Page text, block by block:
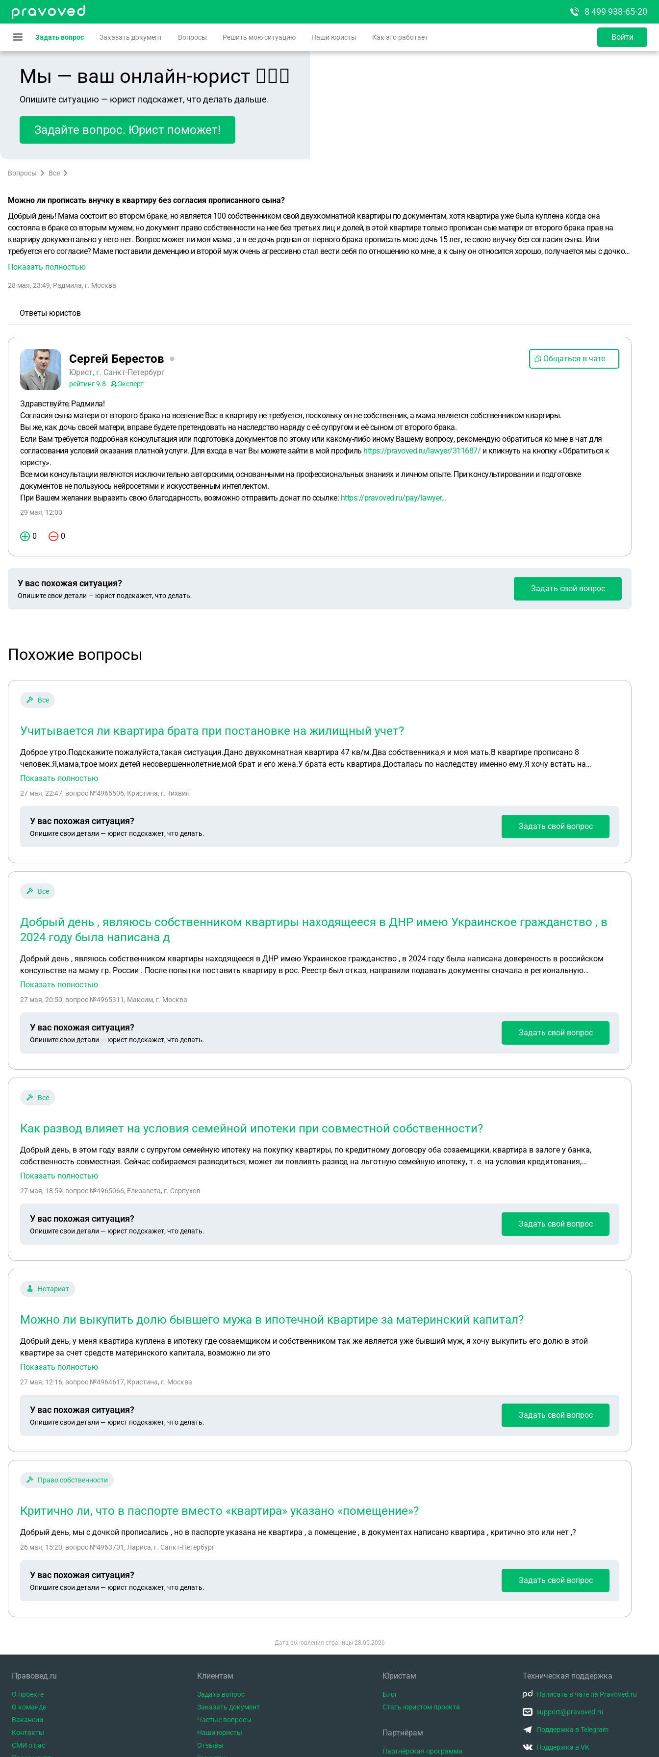
8 499 938-65-20
Задать вопрос Заказать документ Вопросы Решить мою ситуацию Наши юристы Как это работает Войти
Мы — ваш онлайн-юрист 👨🏻‍⚖️
Опишите ситуацию — юрист подскажет, что делать дальше.
Задайте вопрос. Юрист поможет!
Вопросы Все
Можно ли прописать внучку в квартиру без согласия прописанного сына?
Добрый день! Мама состоит во втором браке, но является 100 собственником свой двухкомнатной квартиры по документам, хотя квартира уже была куплена когда она
состояла в браке со вторым мужем, но документ право собственности на нее без третьих лиц и долей, в этой квартире только прописан сые матери от второго брака прав на
квартиру документально у него нет. Вопрос может ли моя мама , а я ее дочь родная от первого брака прописать мою дочь 15 лет, те свою внучку без согласия сына. Или
требуется его согласие? Маме поставили деменцию и второй муж очень агрессивно стал вести себя по отношению ко мне, а к сыну он относится хорошо, получается мы с дочкой
при больной матери стали неудел, если не дай бог что то с мамой случится он ни гроша нам не оставит. Рощу ребенка одна, помогала всю жизнь мама, сейчас не может из за
ситуации.
Показать полностью
28 мая, 23:49, Радмила, г. Москва
Ответы юристов
Сергей Берестов
Юрист, г. Санкт-Петербург
рейтинг9.8 Эксперт
Общаться в чате
Здравствуйте, Радмила!
Согласия сына матери от второго брака на вселение Вас в квартиру не требуется, поскольку он не собственник, а мама является собственником квартиры.
Вы же, как дочь своей матери, вправе будете претендовать на наследство наряду с её супругом и её сыном от второго брака.
Если Вам требуется подробная консультация или подготовка документов по этому или какому-либо иному Вашему вопросу, рекомендую обратиться ко мне в чат для
согласования условий оказания платной услуги. Для входа в чат Вы можете зайти в мой профиль https://pravoved.ru/lawyer/311687/ и кликнуть на кнопку «Обратиться к
юристу».
Все мои консультации являются исключительно авторскими, основанными на профессиональных знаниях и личном опыте. При консультировании и подготовке
документов не пользуюсь нейросетями и искусственным интеллектом.
При Вашем желании выразить свою благодарность, возможно отправить донат по ссылке: https://pravoved.ru/pay/lawyer...
29 мая, 12:00
0 0
У вас похожая ситуация?
Опишите свои детали — юрист подскажет, что делать.
Задать свой вопрос
Похожие вопросы
Все
Учитывается ли квартира брата при постановке на жилищный учет?
Доброе утро.Подскажите пожалуйста,такая систуация.Дано двухкомнатная квартира 47 кв/м.Два собственника,я и моя мать.В квартире прописано 8
человек.Я,мама,трое моих детей несовершеннолетние,мой брат и его жена.У брата есть квартира.Досталась по наследству именно ему.Я хочу встать на
жилищный учёт,в улучшение жилищных условий.Будут ли считать брата квартиру при постановке?Брат в квартире прописан с рождения.
Показать полностью
27 мая, 22:47, вопрос №4965506, Кристина, г. Тихвин
У вас похожая ситуация?
Опишите свои детали — юрист подскажет, что делать.
Задать свой вопрос
Все
Добрый день , являюсь собственником квартиры находящееся в ДНР имею Украинское гражданство , в
2024 году была написана д
Добрый день , являюсь собственником квартиры находящееся в ДНР имею Украинское гражданство , в 2024 году была написана довереность в российском
консульстве на маму гр. России . После попытки поставить квартиру в рос. Реестр был отказ, направили подавать документы сначала в региональную
комиссию. Через 6 месяцев, отказ в регистрации недвижимости, и буквально через месяц она уже в списках бесхоза . Что делать помогите пожалуйста .
Показать полностью
27 мая, 20:50, вопрос №4965311, Максим, г. Москва
У вас похожая ситуация?
Опишите свои детали — юрист подскажет, что делать.
Задать свой вопрос
Все
Как развод влияет на условия семейной ипотеки при совместной собственности?
Добрый день, в этом году взяли с супругом семейную ипотеку на покупку квартиры, по кредитному договору оба созаемщики, квартира в залоге у банка,
собственность совместная. Сейчас собираемся разводиться, может ли повлиять развод на льготную семейную ипотеку, т. е. на условия кредитования,
изменится ли процент по кредиту? Пока не выплатим кредит менять в кредитном договоре ничего не собираемся, право собственности на квартиру тоже не
Показать полностью
27 мая, 18:59, вопрос №4965066, Елизавета, г. Серпухов
У вас похожая ситуация?
Опишите свои детали — юрист подскажет, что делать.
Задать свой вопрос
Нотариат
Можно ли выкупить долю бывшего мужа в ипотечной квартире за материнский капитал?
Добрый день, у меня квартира куплена в ипотеку где созаемщиком и собственником так же является уже бывший муж, я хочу выкупить его долю в этой
квартире за счет средств материнского капитала, возможно ли это
Показать полностью
27 мая, 12:16, вопрос №4964617, Кристина, г. Москва
У вас похожая ситуация?
Опишите свои детали — юрист подскажет, что делать.
Задать свой вопрос
Право собственности
Критично ли, что в паспорте вместо «квартира» указано «помещение»?
Добрый день, мы с дочкой прописались , но в паспорте указана не квартира , а помещение , в документах написано квартира , критично это или нет ,?
26 мая, 15:20, вопрос №4963701, Лариса, г. Санкт-Петербург
У вас похожая ситуация?
Опишите свои детали — юрист подскажет, что делать.
Задать свой вопрос
Дата обновления страницы 28.05.2026
Правовед.ru
О проекте
О команде
Вакансии
Контакты
СМИ о нас
Клиентам
Задать вопрос
Заказать документ
Частые вопросы
Наши юристы
Отзывы
Юристам
Блог
Стать юристом проекта
Партнёрам
Партнёрская программа
Техническая поддержка
Написать в чате на Pravoved.ru
support@pravoved.ru
Поддержка в Telegram
Поддержка в VK